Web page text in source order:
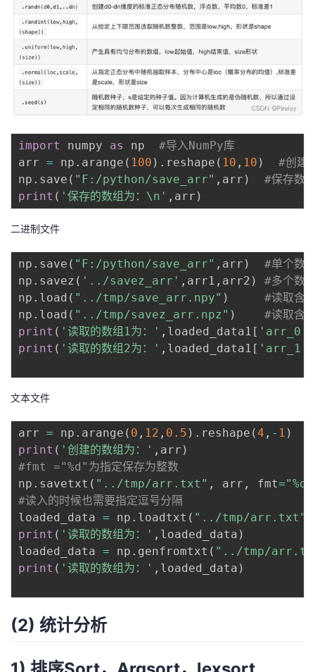
import numpy as np #导入NumPy库
arr = np . arange ( 100 ) . reshape ( 10 , 10 )
#创建
np . save ( "F:/python/save_arr" , arr )
#保存
print ( '保存的数组为：\n' , arr )
二进制文件
np . save ( "F:/python/save_arr" , arr )
#单个数
np . savez ( '../savez_arr' , arr1 , arr2 )
#多个数
np . load ( "../tmp/save_arr.npy" )
#读取含
np . load ( "../tmp/savez_arr.npz" )
#读取含
print ( '读取的数组1为：' , loaded_data1 [ 'arr_0'
print ( '读取的数组2为：' , loaded_data1 [ 'arr_1'
文本文件
arr = np . arange ( 0 , 12 , 0.5 ) . reshape (4 , - 1 )
print ( '创建的数组为：' , arr )
#fmt ="%d"为指定保存为整数
np . savetxt ( "../tmp/arr.txt" , arr , fmt="%d"
#读入的时候也需要指定逗号分隔
loaded_data = np . loadtxt ( "../tmp/arr.txt"
print ( '读取的数组为：' , loaded_data )
loaded_data = np . genfromtxt ( "../tmp/
print ( '读取的数组为：' , loaded_data )
(2) 统计分析